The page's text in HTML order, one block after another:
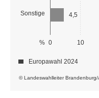
Sonstige
0 10
%
4,5
© Landeswahlleiter
Europawahl 2024